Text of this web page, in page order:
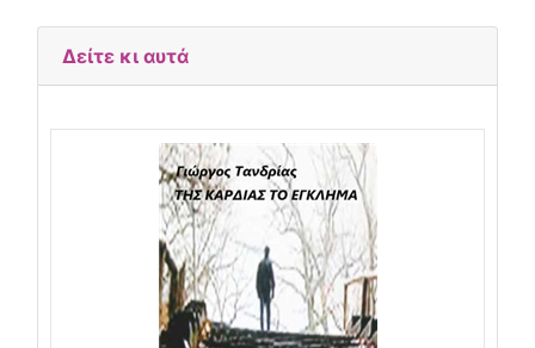
Δείτε κι αυτά